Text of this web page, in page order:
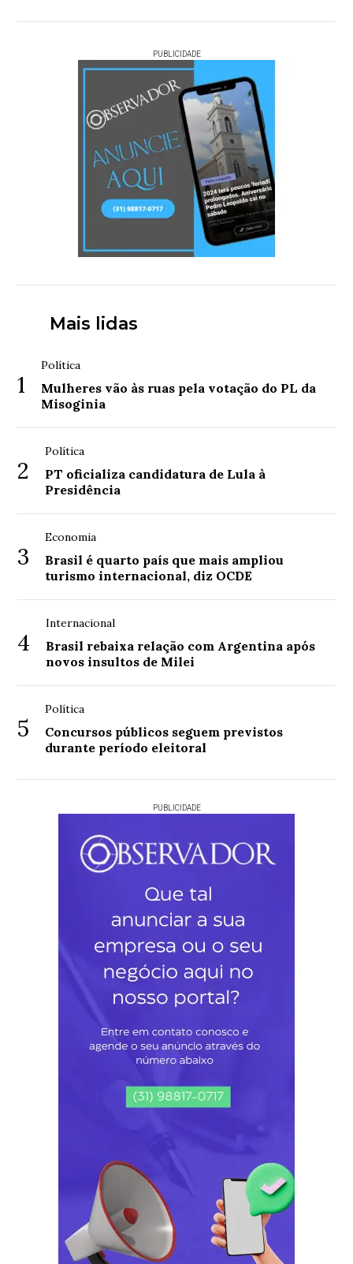
PUBLICIDADE
Mais lidas
1
Política
Mulheres vão às ruas pela votação do PL da
Misoginia
2
Política
PT oficializa candidatura de Lula à
Presidência
3
Economia
Brasil é quarto país que mais ampliou
turismo internacional, diz OCDE
4
Internacional
Brasil rebaixa relação com Argentina após
novos insultos de Milei
5
Política
Concursos públicos seguem previstos
durante período eleitoral
PUBLICIDADE